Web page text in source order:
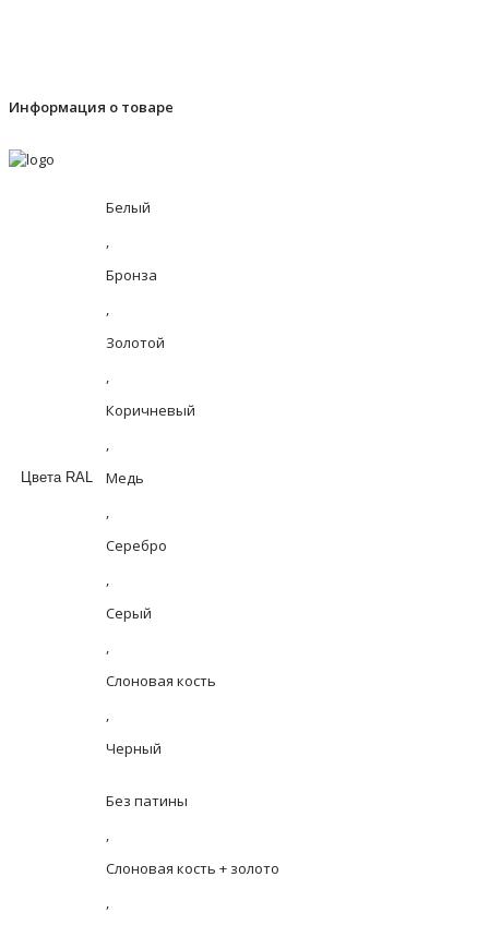
Информация о товаре
Цвета RAL
Белый
,
Бронза
,
Золотой
,
Коричневый
,
Медь
,
Серебро
,
Серый
,
Слоновая кость
,
Черный
Без патины
,
Слоновая кость + золото
,